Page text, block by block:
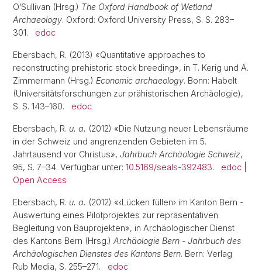
O’Sullivan (Hrsg.) The Oxford Handbook of Wetland
Archaeology. Oxford: Oxford University Press, S. S. 283–
301. edoc
Ebersbach, R. (2013) «Quantitative approaches to
reconstructing prehistoric stock breeding», in T. Kerig und A.
Zimmermann (Hrsg.) Economic archaeology. Bonn: Habelt
(Universitätsforschungen zur prähistorischen Archäologie),
S. S. 143–160. edoc
Ebersbach, R. u. a. (2012) «Die Nutzung neuer Lebensräume
in der Schweiz und angrenzenden Gebieten im 5.
Jahrtausend vor Christus», Jahrbuch Archäologie Schweiz,
95, S. 7–34. Verfügbar unter: 10.5169/seals-392483. edoc
Open Access
Ebersbach, R. u. a. (2012) «‹Lücken füllen› im Kanton Bern -
Auswertung eines Pilotprojektes zur repräsentativen
Begleitung von Bauprojekten», in Archäologischer Dienst
des Kantons Bern (Hrsg.) Archäologie Bern - Jahrbuch des
Archäologischen Dienstes des Kantons Bern. Bern: Verlag
Rub Media, S. 255–271. edoc